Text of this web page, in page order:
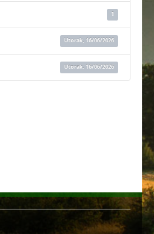
1
Utorak, 16/06/2026
Utorak, 16/06/2026